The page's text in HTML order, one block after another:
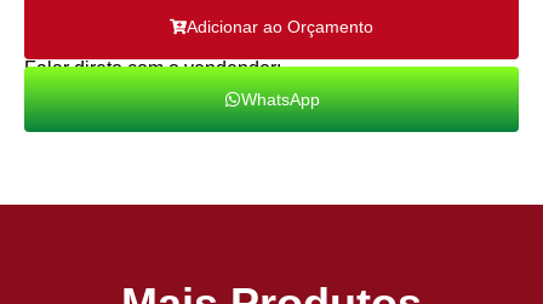
Adicionar ao Orçamento
Falar direto com o vendendor:
WhatsApp